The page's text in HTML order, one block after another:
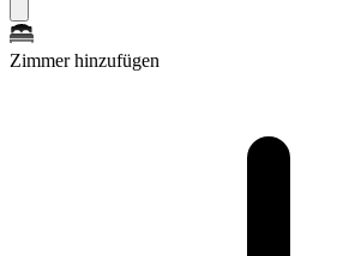
Zimmer hinzufügen